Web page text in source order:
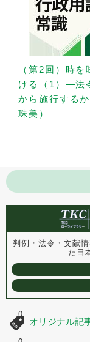
（第2回）時を
ける（1）—法
から施行する
珠美）
判例・法令・文献
た 日
オリジナル記